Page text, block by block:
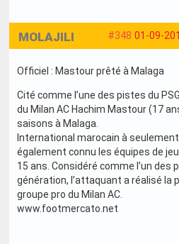
#348 01-09-
MOLAJILI
Officiel : Mastour prêté à Malaga
Cité comme l’une des pistes du
du Milan AC Hachim Mastour (17
saisons à Malaga.
International marocain à
également connu les équipes de
15 ans. Considéré comme l’un des
génération, l’attaquant a réalisé la
groupe pro du Milan AC.
www.footmercato.net